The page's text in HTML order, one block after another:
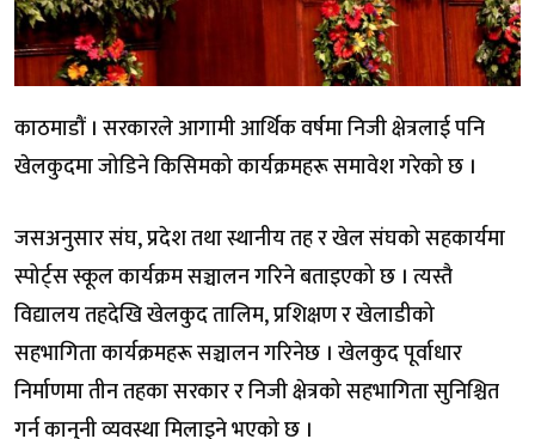
काठमाडौं । सरकारले आगामी आर्थिक वर्षमा निजी क्षेत्रलाई पनि
खेलकुदमा जोडिने किसिमको कार्यक्रमहरू समावेश गरेको छ ।
जसअनुसार संघ, प्रदेश तथा स्थानीय तह र खेल संघको सहकार्यमा
स्पोर्ट्स स्कूल कार्यक्रम सञ्चालन गरिने बताइएको छ । त्यस्तै
विद्यालय तहदेखि खेलकुद तालिम, प्रशिक्षण र खेलाडीको
सहभागिता कार्यक्रमहरू सञ्चालन गरिनेछ । खेलकुद पूर्वाधार
निर्माणमा तीन तहका सरकार र निजी क्षेत्रको सहभागिता सुनिश्चित
गर्न कानुनी व्यवस्था मिलाइने भएको छ ।